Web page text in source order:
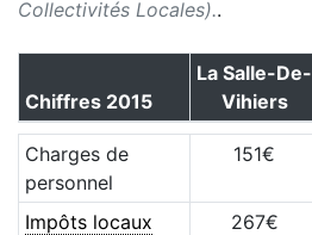
Collectivités Locales)..
Chiffres 2015
La Salle-De-
Vihiers
Charges de
personnel
151€
Impôts locaux 267€